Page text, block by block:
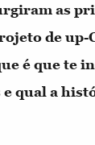
as
de up-
é que te
qual a